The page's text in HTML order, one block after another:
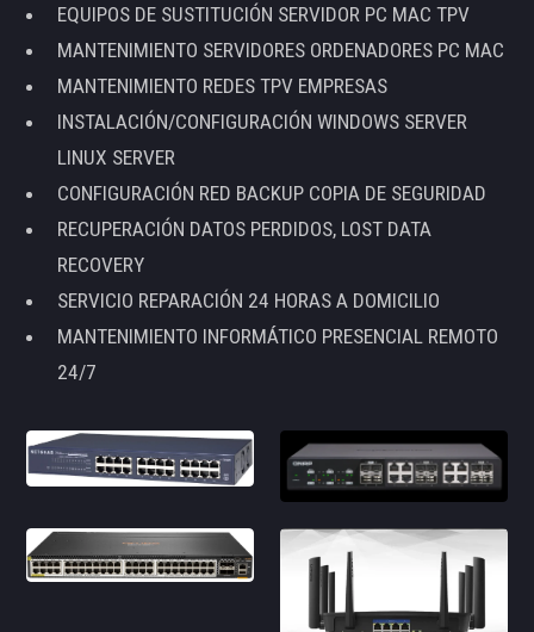
EQUIPOS DE SUSTITUCIÓN SERVIDOR PC MAC TPV
MANTENIMIENTO SERVIDORES ORDENADORES PC MAC
MANTENIMIENTO REDES TPV EMPRESAS
INSTALACIÓN/CONFIGURACIÓN WINDOWS SERVER
LINUX SERVER
CONFIGURACIÓN RED BACKUP COPIA DE SEGURIDAD
RECUPERACIÓN DATOS PERDIDOS, LOST DATA
RECOVERY
SERVICIO REPARACIÓN 24 HORAS A DOMICILIO
MANTENIMIENTO INFORMÁTICO PRESENCIAL REMOTO
24/7